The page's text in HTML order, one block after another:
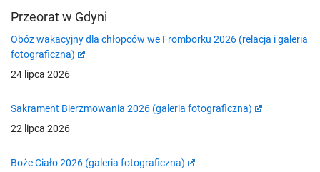
Przeorat w Gdyni
Obóz wakacyjny dla chłopców we Fromborku 2026 (relacja i galeria
fotograficzna)
24 lipca 2026
Sakrament Bierzmowania 2026 (galeria fotograficzna)
22 lipca 2026
Boże Ciało 2026 (galeria fotograficzna)